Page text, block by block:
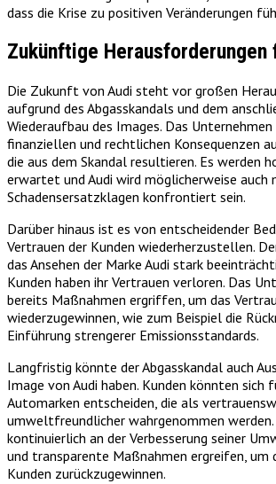
dass die Krise zu positiven Veränderungen
Zukünftige Herausforderungen
Die Zukunft von Audi steht vor großen
aufgrund des Abgasskandals und dem
Wiederaufbau des Images. Das
finanziellen und rechtlichen Konsequenzen
die aus dem Skandal resultieren. Es werden
erwartet und Audi wird möglicherweise auch
Schadensersatzklagen konfrontiert sein.
Darüber hinaus ist es von entscheidender
Vertrauen der Kunden wiederherzustellen.
das Ansehen der Marke Audi stark
Kunden haben ihr Vertrauen verloren. Das
bereits Maßnahmen ergriffen, um das
wiederzugewinnen, wie zum Beispiel die
Einführung strengerer Emissionsstandards.
Langfristig könnte der Abgasskandal auch
Image von Audi haben. Kunden könnten sich
Automarken entscheiden, die als
umweltfreundlicher wahrgenommen werden.
kontinuierlich an der Verbesserung seiner
und transparente Maßnahmen ergreifen, um
Kunden zurückzugewinnen.